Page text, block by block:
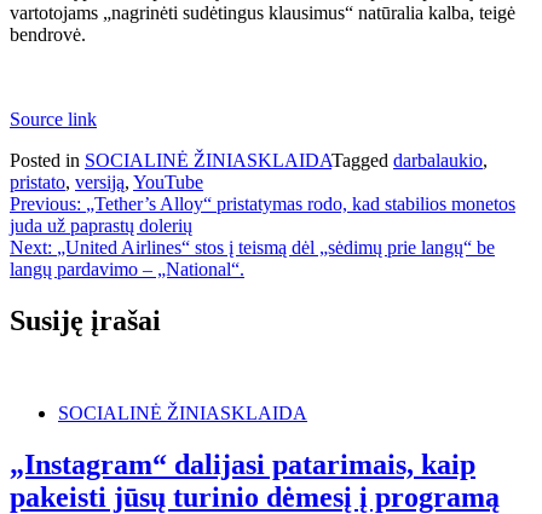
vartotojams „nagrinėti sudėtingus klausimus“ natūralia kalba, teigė
bendrovė.
Source link
Posted in SOCIALINĖ ŽINIASKLAIDATagged darbalaukio,
pristato, versiją, YouTube
Navigacija
tarp
įrašų
Previous: „Tether’s Alloy“ pristatymas rodo, kad stabilios monetos
juda už paprastų dolerių
Next: „United Airlines“ stos į teismą dėl „sėdimų prie langų“ be
langų pardavimo – „National“.
Susiję įrašai
SOCIALINĖ ŽINIASKLAIDA
„Instagram“ dalijasi patarimais, kaip
pakeisti jūsų turinio dėmesį į programą